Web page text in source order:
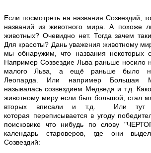
Если посмотреть на названия Созвездий,
названий из животного мира. А похоже
животных? Очевидно нет. Тогда зачем
Для красоты? Дань уважения животному
мы обнаружим, что названия некоторых
Например Созвездие Льва раньше носило
малого Льва, а ещё раньше было
Леопарда. Или например Большая
называлась созвездием Медведя и т.д.
животному миру если был большой, стал
вторых вписали и т.д. Или тут
которая переписывается в угоду
поисковике что нибудь по слову
календарь староверов, где они
Созвездий: